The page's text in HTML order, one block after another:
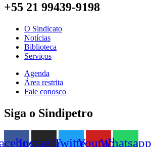
+55 21 99439-9198
O Sindicato
Notícias
Biblioteca
Serviços
Agenda
Área restrita
Fale conosco
Siga o Sindipetro
InstagramTwitterYoutubeWhatsapp